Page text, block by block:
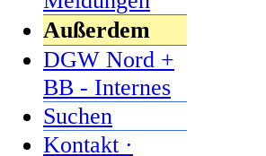
Außerdem
DGW Nord +
BB - Internes
Suchen
Kontakt ·